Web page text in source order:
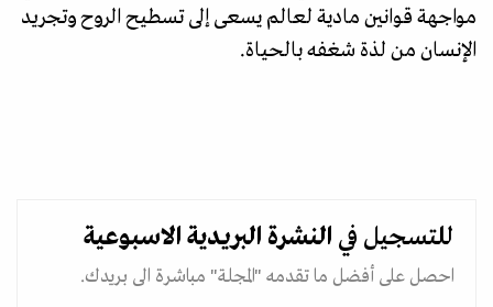
مواجهة قوانين مادية لعالم يسعى إلى تسطيح الروح وتجريد
الإنسان من لذة شغفه بالحياة.
للتسجيل في النشرة البريدية الاسبوعية
احصل على أفضل ما تقدمه "المجلة" مباشرة الى بريدك.